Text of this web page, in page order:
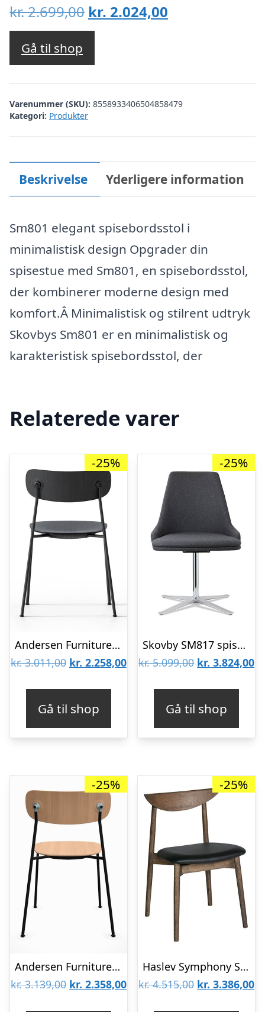
kr.2.699,00 Den
oprindelige
var:
kr. 2.699,00.
kr. 2.024,00
kr. 2.024,00.
Gå til shop
Varenummer (SKU): 8558933406504858479
Kategori: Produkter
Beskrivelse Yderligere information
Sm801 elegant spisebordsstol i
minimalistisk design Opgrader din
spisestue med Sm801, en spisebordsstol,
der kombinerer moderne design med
komfort.Â Minimalistisk og stilrent udtryk
Skovbys Sm801 er en minimalistisk og
karakteristisk spisebordsstol, der
Relaterede varer
-25%
Andersen Furniture Scope spisebordsstol – Sort / Sort / Sort mat lak : Erling Christensen Møbler
kr.3.011,00 Den
kr. 3.011,00.
kr. 2.258,00Den
kr. 2.258,00.
Gå til shop
-25%
Skovby SM817 spisebordsstol : Erling Christensen Møbler
kr.5.099,00 Den
kr. 5.099,00.
kr. 3.824,00
Gå til shop
-25%
Andersen Furniture Scope spisebordsstol – Sort / Zink / Hvidpig. mat lak : Erling Christensen Møbler
kr.3.139,00 Den
kr. 2.358,00Den
-25%
Haslev Symphony Spisebordsstol – røgolieret eg – Cura stof : Erling Christensen Møbler
kr.4.515,00 Den
kr. 3.386,00